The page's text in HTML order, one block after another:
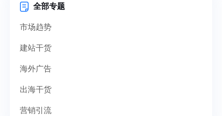
全部专题
市场趋势
建站干货
海外广告
出海干货
营销引流